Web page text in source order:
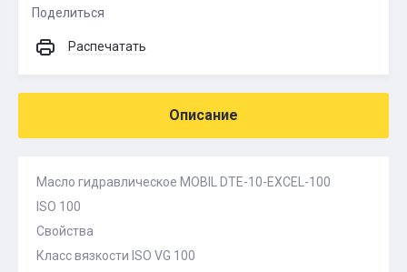
Поделиться
Распечатать
Описание
Масло гидравлическое MOBIL DTE-10-EXCEL-100
ISO 100
Свойства
Класс вязкости ISO VG 100